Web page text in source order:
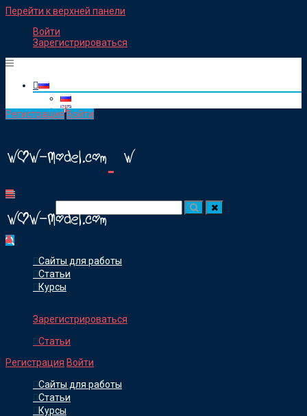
Перейти к верхней панели
Войти
Зарегистрироваться
Работа веб моделью
Магазин
Статьи
Регистрация Войти
Сайты для работы
Статьи
Курсы
Зарегистрироваться
Статьи
Регистрация Войти
Сайты для работы
Статьи
Курсы